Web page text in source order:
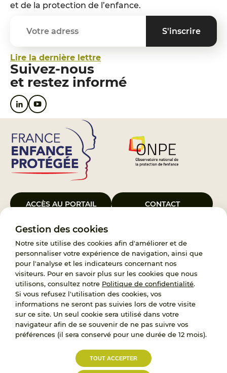
Gestion des cookies
Notre site utilise des cookies afin d'améliorer et de
personnaliser votre expérience de navigation, ainsi que
pour l'analyse et les indicateurs concernant nos
visiteurs. Pour en savoir plus sur les cookies que nous
utilisons, consultez notre Politique de confidentialité.
Si vous refusez l'utilisation des cookies, vos
informations ne seront pas suivies lors de votre visite
sur ce site. Un seul cookie sera utilisé dans votre
navigateur afin de se souvenir de ne pas suivre vos
préférences (il sera conservé pour une durée de 12 mois).
TOUT ACCEPTER
et de la protection de l’enfance.
Lire la dernière lettre
Suivez-nous
et restez informé
ACCÈS AU PORTAIL CONTACT
Le Groupement d’Intérêt Public France Enfance Protégée, créé le 5
janvier 2023, a pour objet d’assurer les missions de service public du
119, d’accompagnement des adoptants et de traitement des
demandes d’accès aux origines personnelles. France Enfance
Protégée est également un observatoire et une ressource pour
l’ensemble des professionnels, ainsi qu’un appui à l’élaboration de la
politique publique à travers le soutien à l’activité des conseils
nationaux.
RECRUTEMENT
L’État, les Départements et les Associations au
service de la prévention et de la protection de
l’enfance.